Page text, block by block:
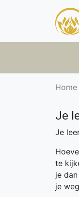
Home
Je
Je
te
je
je